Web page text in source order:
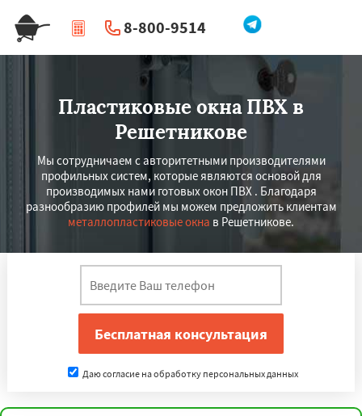
8-800-9514
| Перезвоните мне
Пластиковые окна ПВХ в
Решетникове
Мы сотрудничаем с авторитетными производителями
профильных систем, которые являются основой для
производимых нами готовых окон ПВХ . Благодаря
разнообразию профилей мы можем предложить клиентам
металлопластиковые окна в Решетникове.
Даю согласие на обработку персональных данных